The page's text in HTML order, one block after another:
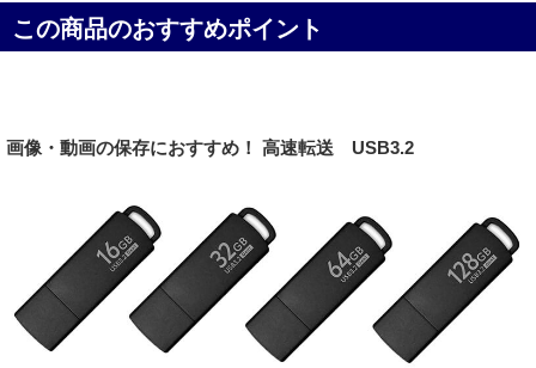
この商品のおすすめポイント
画像・動画の保存におすすめ！ 高速転送 USB3.2